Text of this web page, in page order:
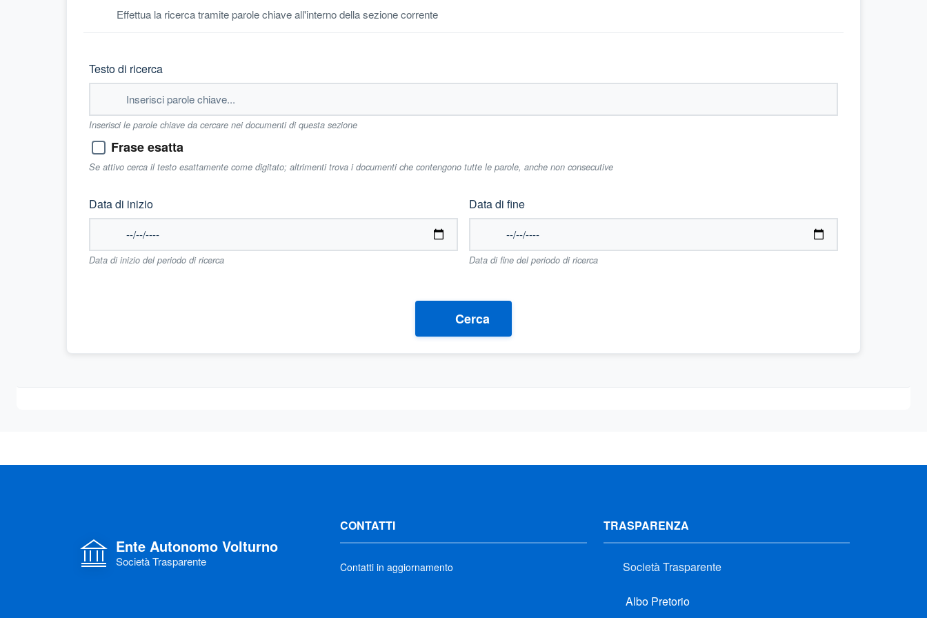
Effettua la ricerca tramite parole chiave all'interno della sezione corrente
Testo di ricerca
Inserisci le parole chiave da cercare nei documenti di questa sezione
Frase esatta
Se attivo cerca il testo esattamente come digitato; altrimenti trova i documenti che contengono tutte le parole, anche non consecutive
Data di inizio
Data di inizio del periodo di ricerca
Data di fine
Data di fine del periodo di ricerca
Cerca
Ente Autonomo Volturno
Società Trasparente
CONTATTI
Contatti in aggiornamento
TRASPARENZA
Società Trasparente
Albo Pretorio